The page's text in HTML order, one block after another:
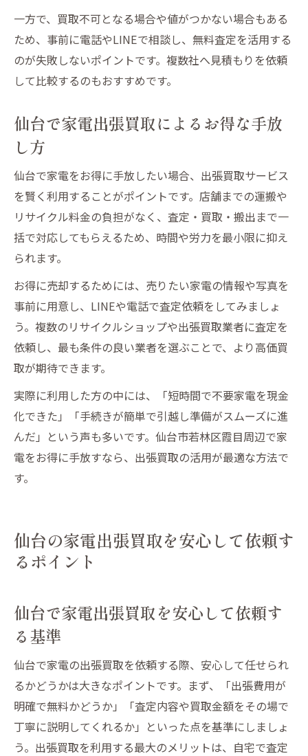
一方で、買取不可となる場合や値がつかない場合もある
ため、事前に電話やLINEで相談し、無料査定を活用する
のが失敗しないポイントです。複数社へ見積もりを依頼
して比較するのもおすすめです。
仙台で家電出張買取によるお得な手放
し方
仙台で家電をお得に手放したい場合、出張買取サービス
を賢く利用することがポイントです。店舗までの運搬や
リサイクル料金の負担がなく、査定・買取・搬出まで一
括で対応してもらえるため、時間や労力を最小限に抑え
られます。
お得に売却するためには、売りたい家電の情報や写真を
事前に用意し、LINEや電話で査定依頼をしてみましょ
う。複数のリサイクルショップや出張買取業者に査定を
依頼し、最も条件の良い業者を選ぶことで、より高価買
取が期待できます。
実際に利用した方の中には、「短時間で不要家電を現金
化できた」「手続きが簡単で引越し準備がスムーズに進
んだ」という声も多いです。仙台市若林区霞目周辺で家
電をお得に手放すなら、出張買取の活用が最適な方法で
す。
仙台の家電出張買取を安心して依頼す
るポイント
仙台で家電出張買取を安心して依頼す
る基準
仙台で家電の出張買取を依頼する際、安心して任せられ
るかどうかは大きなポイントです。まず、「出張費用が
明確で無料かどうか」「査定内容や買取金額をその場で
丁寧に説明してくれるか」といった点を基準にしましょ
う。出張買取を利用する最大のメリットは、自宅で査定